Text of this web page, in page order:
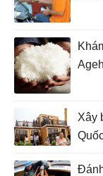
Xây